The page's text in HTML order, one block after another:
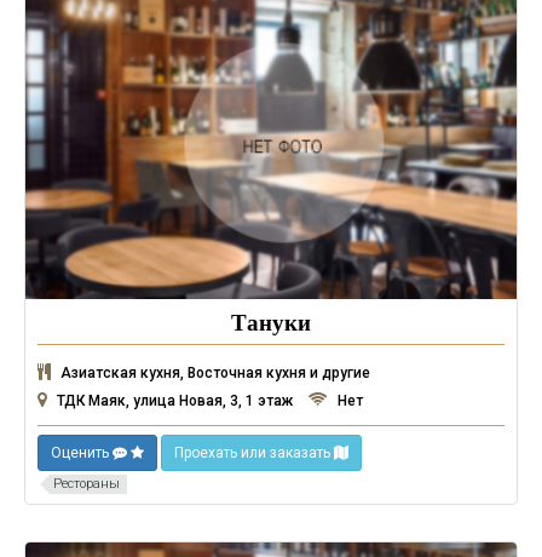
Тануки
Азиатская кухня, Восточная кухня и другие
ТДК Маяк, улица Новая, 3, 1 этаж
Нет
Оценить Проехать или заказать
Рестораны